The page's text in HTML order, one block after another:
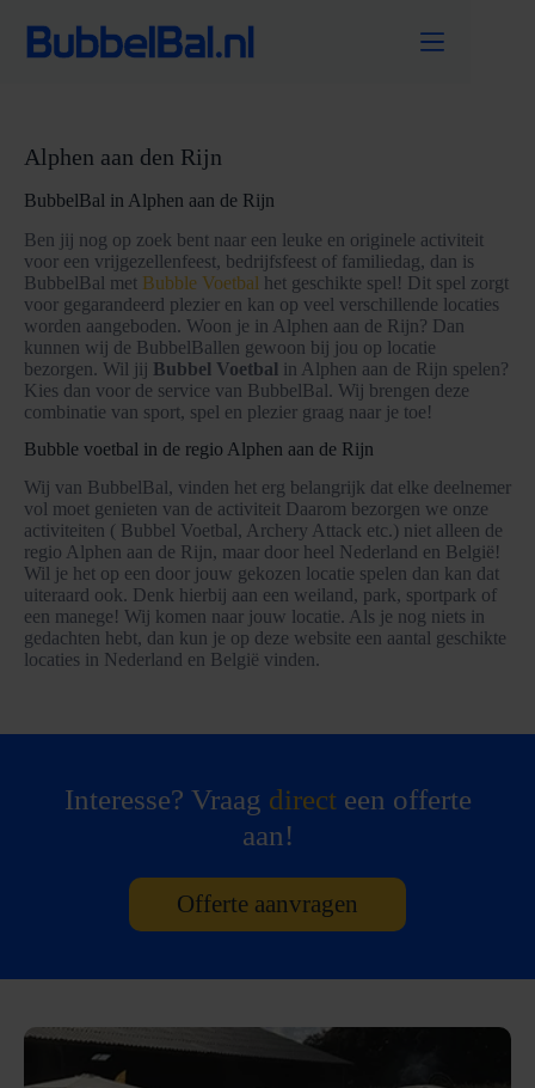
naar
Alphen aan den Rijn
BubbelBal in Alphen aan de Rijn
Ben jij nog op zoek bent naar een leuke en originele activiteit
voor een vrijgezellenfeest, bedrijfsfeest of familiedag, dan is
BubbelBal met Bubble Voetbal het geschikte spel! Dit spel zorgt
voor gegarandeerd plezier en kan op veel verschillende locaties
worden aangeboden. Woon je in Alphen aan de Rijn? Dan
kunnen wij de BubbelBallen gewoon bij jou op locatie
bezorgen. Wil jij Bubbel Voetbal in Alphen aan de Rijn spelen?
Kies dan voor de service van BubbelBal. Wij brengen deze
combinatie van sport, spel en plezier graag naar je toe!
Bubble voetbal in de regio Alphen aan de Rijn
Wij van BubbelBal, vinden het erg belangrijk dat elke deelnemer
vol moet genieten van de activiteit Daarom bezorgen we onze
activiteiten ( Bubbel Voetbal, Archery Attack etc.) niet alleen de
regio Alphen aan de Rijn, maar door heel Nederland en België!
Wil je het op een door jouw gekozen locatie spelen dan kan dat
uiteraard ook. Denk hierbij aan een weiland, park, sportpark of
een manege! Wij komen naar jouw locatie. Als je nog niets in
gedachten hebt, dan kun je op deze website een aantal geschikte
locaties in Nederland en België vinden.
Interesse? Vraag directeen offerte
aan!
Offerte aanvragen